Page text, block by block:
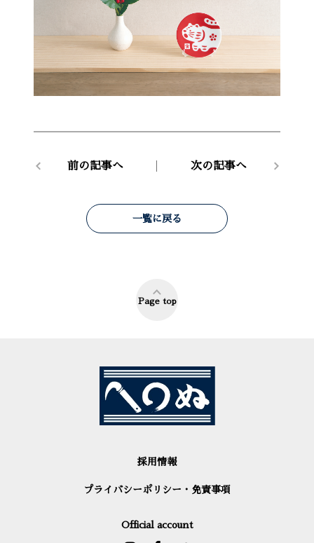
前の記事へ 次の記事へ
一覧に戻る
Page top
採用情報
プライバシーポリシー・免責事項
Official account